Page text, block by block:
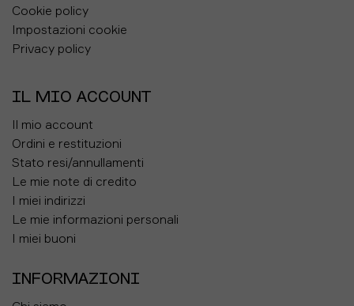
Cookie policy
Impostazioni cookie
Privacy policy
IL MIO ACCOUNT
Il mio account
Ordini e restituzioni
Stato resi/annullamenti
Le mie note di credito
I miei indirizzi
Le mie informazioni personali
I miei buoni
INFORMAZIONI